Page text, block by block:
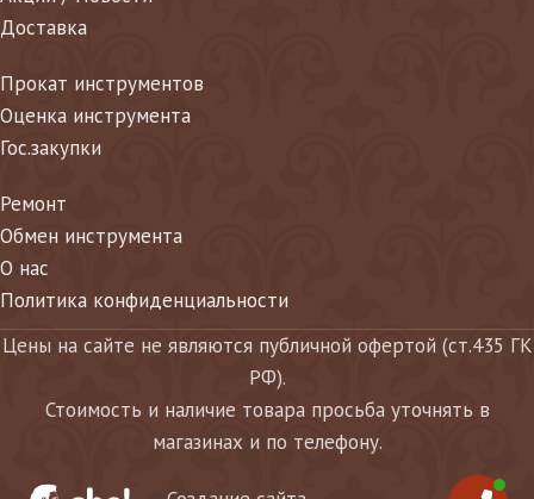
Доставка
Прокат инструментов
Оценка инструмента
Гос.закупки
Ремонт
Обмен инструмента
О нас
Политика конфиденциальности
Цены на сайте не являются публичной офертой (ст.435 ГК
РФ).
Стоимость и наличие товара просьба уточнять в
магазинах и по телефону.